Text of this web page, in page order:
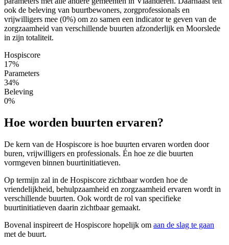
ook de beleving van buurtbewoners, zorgprofessionals en
vrijwilligers mee (0%) om zo samen een indicator te geven van de
zorgzaamheid van verschillende buurten afzonderlijk en Moorslede
in zijn totaliteit.
Hospiscore
17%
Parameters
34%
Beleving
0%
Hoe worden buurten ervaren?
De kern van de Hospiscore is hoe buurten ervaren worden door
buren, vrijwilligers en professionals. Én hoe ze die buurten
vormgeven binnen buurtinitiatieven.
Op termijn zal in de Hospiscore zichtbaar worden hoe de
vriendelijkheid, behulpzaamheid en zorgzaamheid ervaren wordt in
verschillende buurten. Ook wordt de rol van specifieke
buurtinitiatieven daarin zichtbaar gemaakt.
Bovenal inspireert de Hospiscore hopelijk om aan de slag te gaan
met de buurt.